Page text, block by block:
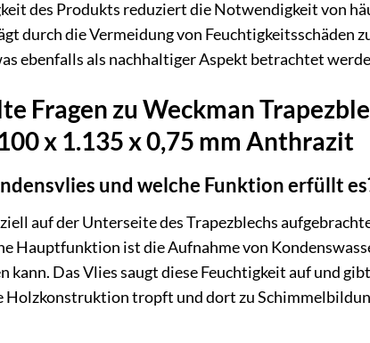
des Produkts reduziert die Notwendigkeit von
durch die Vermeidung von Feuchtigkeitsschäden
ebenfalls als nachhaltiger Aspekt betrachtet
Fragen zu Weckman
x 1.135 x 0,75 mm Anthrazit
und welche Funktion erfüllt
auf der Unterseite des Trapezblechs
Hauptfunktion ist die Aufnahme von
kann. Das Vlies saugt diese Feuchtigkeit auf und
Holzkonstruktion tropft und dort zu